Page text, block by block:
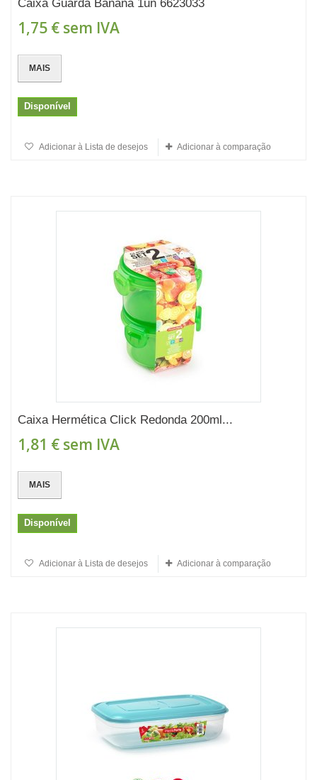
Caixa Guarda Banana 1un 6623033
1,75 € sem IVA
MAIS
Disponível
Adicionar à Lista de desejos Adicionar à comparação
Caixa Hermética Click Redonda 200ml...
1,81 € sem IVA
MAIS
Disponível
Adicionar à Lista de desejos Adicionar à comparação